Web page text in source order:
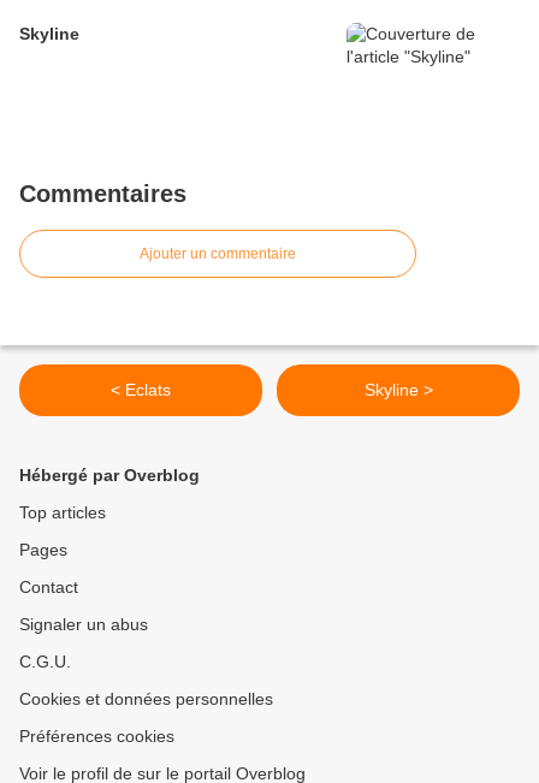
Skyline
Commentaires
Ajouter un commentaire
< Eclats Skyline >
Hébergé par Overblog
Top articles
Pages
Contact
Signaler un abus
C.G.U.
Cookies et données personnelles
Préférences cookies
Voir le profil de sur le portail Overblog